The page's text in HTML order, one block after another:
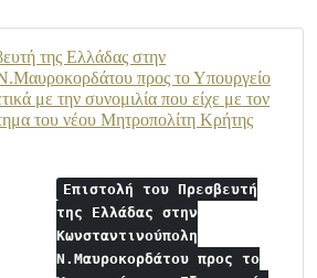
της Ελλάδας στην
προς το Υπουργείο
με την συνομιλία που είχε με τον
του νέου Μητροπολίτη Κρήτης
Επιστολή του Πρεσβευτή
της Ελλάδας στην
Κωνσταντινούπολη
Ν.Μαυροκορδάτου προς το